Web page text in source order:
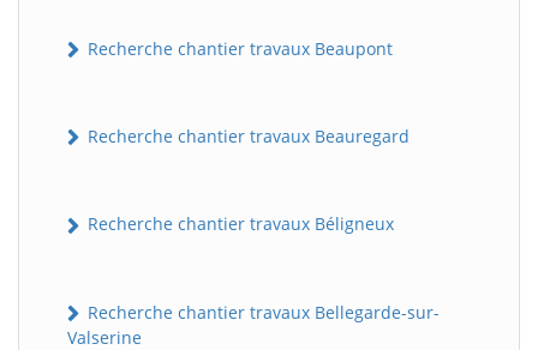
Recherche chantier travaux Beaupont
Recherche chantier travaux Beauregard
Recherche chantier travaux Béligneux
Recherche chantier travaux Bellegarde-sur-
Valserine